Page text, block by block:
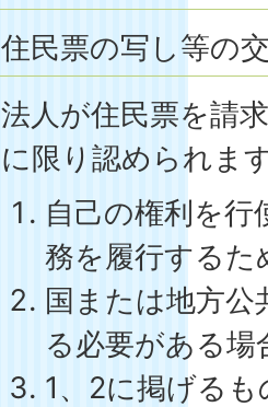
住民票の写し等の
法人が住民票を請
に限り認められま
自己の権利を
務を履行するた
国または地方公
る必要がある場
1、2に掲げる